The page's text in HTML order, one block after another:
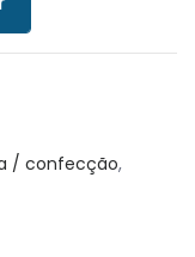
/ confecção,